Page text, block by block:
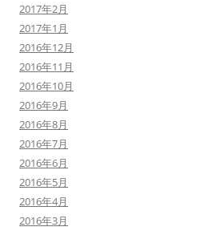
2017年2月
2017年1月
2016年12月
2016年11月
2016年10月
2016年9月
2016年8月
2016年7月
2016年6月
2016年5月
2016年4月
2016年3月